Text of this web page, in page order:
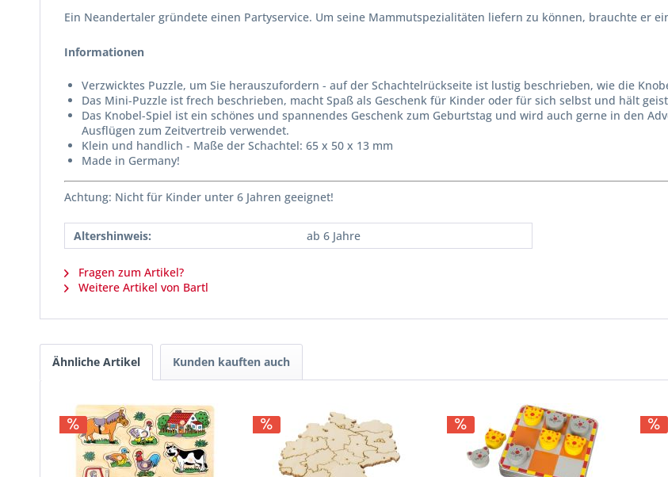
Ein Neandertaler gründete einen Partyservice. Um seine Mammutspezialitäten liefern zu können, brauchte er
Informationen
Verzwicktes Puzzle, um Sie herauszufordern - auf der Schachtelrückseite ist lustig beschrieben, wie die
Das Mini-Puzzle ist frech beschrieben, macht Spaß als Geschenk für Kinder oder für sich selbst und hält
Das Knobel-Spiel ist ein schönes und spannendes Geschenk zum Geburtstag und wird auch gerne in den
Ausflügen zum Zeitvertreib verwendet.
Klein und handlich - Maße der Schachtel: 65 x 50 x 13 mm
Made in Germany!
Achtung: Nicht für Kinder unter 6 Jahren geeignet!
Altershinweis: ab 6 Jahre
Fragen zum Artikel?
Weitere Artikel von Bartl
Ähnliche Artikel Kunden kauften auch